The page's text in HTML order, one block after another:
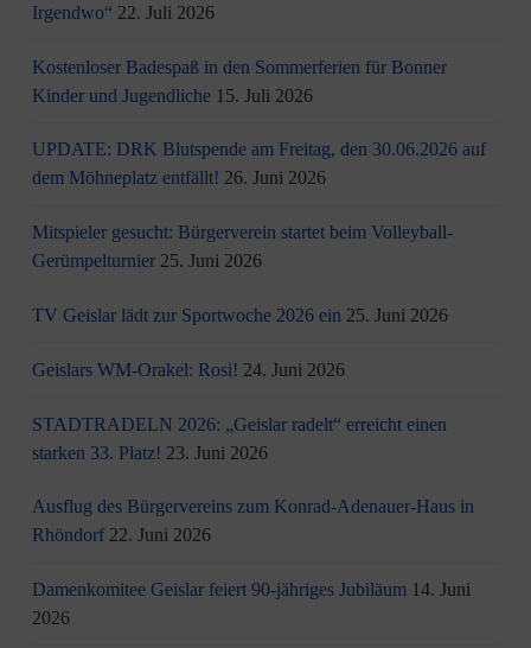
Irgendwo“ 22. Juli 2026
Kostenloser Badespaß in den Sommerferien für Bonner
Kinder und Jugendliche 15. Juli 2026
UPDATE: DRK Blutspende am Freitag, den 30.06.2026 auf
dem Möhneplatz entfällt! 26. Juni 2026
Mitspieler gesucht: Bürgerverein startet beim Volleyball-
Gerümpelturnier 25. Juni 2026
TV Geislar lädt zur Sportwoche 2026 ein 25. Juni 2026
Geislars WM-Orakel: Rosi! 24. Juni 2026
STADTRADELN 2026: „Geislar radelt“ erreicht einen
starken 33. Platz! 23. Juni 2026
Ausflug des Bürgervereins zum Konrad-Adenauer-Haus in
Rhöndorf 22. Juni 2026
Damenkomitee Geislar feiert 90-jähriges Jubiläum 14. Juni
2026